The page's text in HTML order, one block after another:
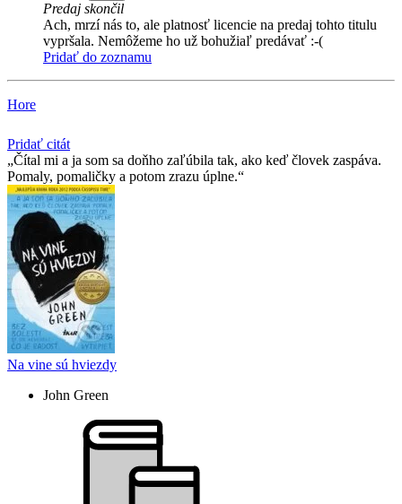
Predaj skončil
Ach, mrzí nás to, ale platnosť licencie na predaj tohto titulu
vypršala. Nemôžeme ho už bohužiaľ predávať :-(
Pridať do zoznamu
Hore
Pridať citát
Čítal mi a ja som sa doňho zaľúbila tak, ako keď človek zaspáva.
Pomaly, pomaličky a potom zrazu úplne.
Na vine sú hviezdy
John Green